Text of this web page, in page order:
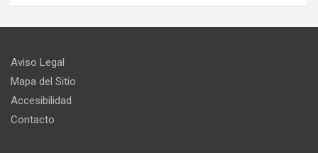
Aviso Legal
Mapa del Sitio
Accesibilidad
Contacto